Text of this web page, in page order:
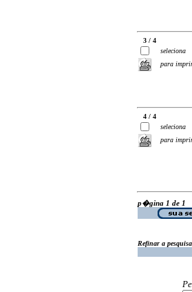
3 / 4
seleciona
para
4 / 4
seleciona
para
p�gina 1 de 1
Refinar a pesquisa